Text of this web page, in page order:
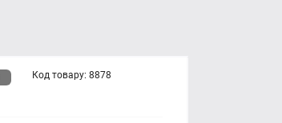
Код товару: 8878